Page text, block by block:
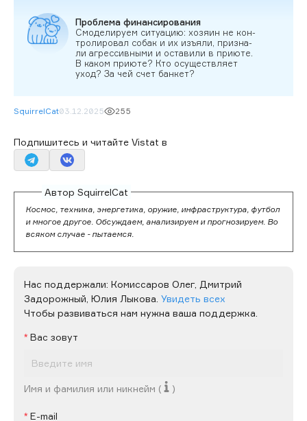
Проб­ле­ма фи­нан­си­рова­ния
Смо­дели­ру­ем си­ту­ацию: хо­зя­ин не кон­
тро­лиро­вал со­бак и их изъ­яли, приз­на­
ли аг­рессив­ны­ми и ос­та­вили в при­юте.
В ка­ком при­юте? Кто осу­щест­вля­ет
уход? За чей счет бан­кет?
SquirrelCat03.12.2025 255
Подпишитесь и читайте Vistat в
Автор SquirrelCat
Космос, техника, энергетика, оружие, инфраструктура, футбол
и многое другое. Обсуждаем, анализируем и прогнозируем. Во
всяком случае - пытаемся.
Нас поддержали: Комиссаров Олег, Дмитрий
Задорожный, Юлия Лыкова. Увидеть всех
Чтобы развиваться нам нужна ваша поддержка.
Вас зовут
Имя и фамилия или никнейм ( )
E-mail